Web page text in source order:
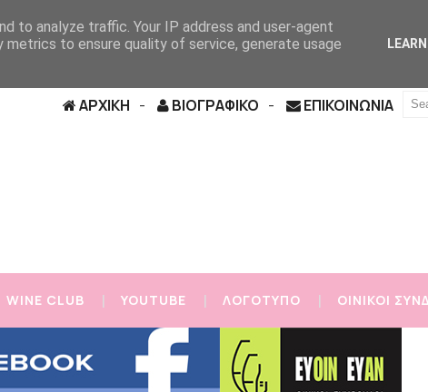
ΑΡΧΙΚΗ ΒΙΟΓΡΑΦΙΚΟ ΕΠΙΚΟΙΝΩΝΙΑ
WINE CLUB YOUTUBE ΛΟΓΟΤΥΠΟ ΟΙΝΙΚΟΙ
to analyze traffic. Your IP address and user-agent
to ensure quality of service, generate usage